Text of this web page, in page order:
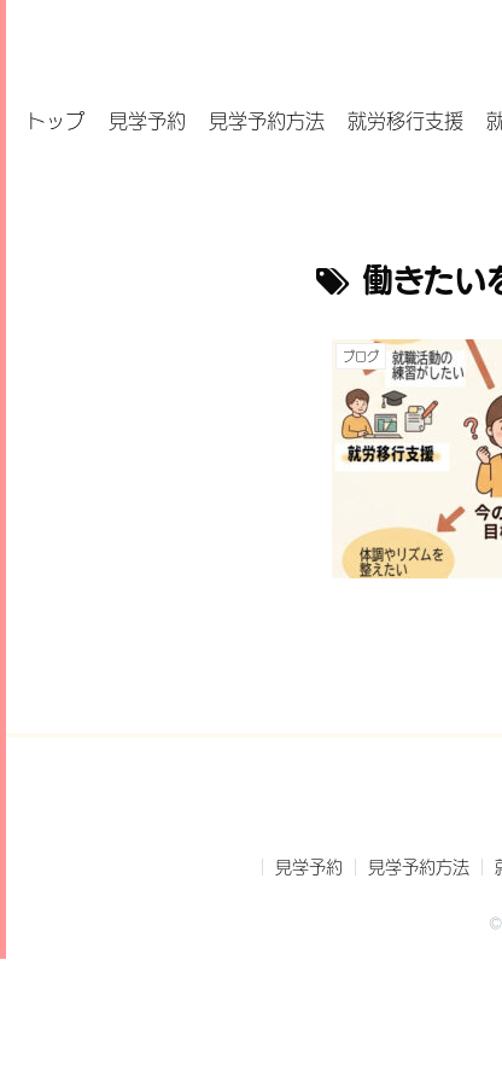
トップ 見学予約 見学予約方法 就労移行支援
働きたい
ブログ
見学予約 見学予約方法